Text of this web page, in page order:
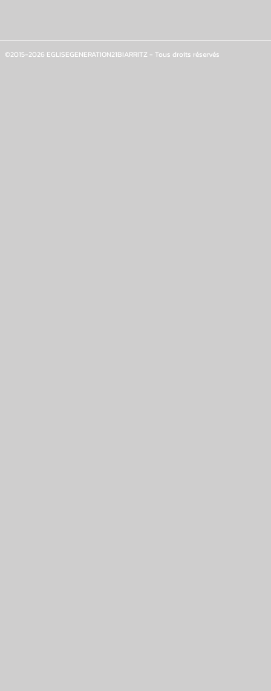
©2015-2026 EGLISEGENERATION21BIARRITZ - Tous droits réservés